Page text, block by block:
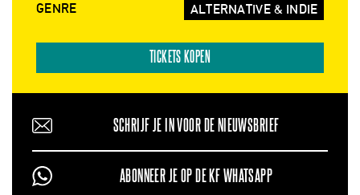
GENRE ALTERNATIVE & INDIE
TICKETS KOPEN
SCHRIJF JE IN VOOR DE NIEUWSBRIEF
ABONNEER JE OP DE KF WHATSAPP